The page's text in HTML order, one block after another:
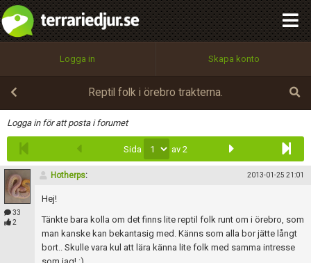
Logga in Skapa konto
Reptil folk i örebro trakterna.
Logga in för att posta i forumet
Sida av 2
33
2
Hotherps: 2013-01-25 21:01
Hej!
Tänkte bara kolla om det finns lite reptil folk runt om i örebro, som
man kanske kan bekantasig med. Känns som alla bor jätte långt
bort.. Skulle vara kul att lära känna lite folk med samma intresse
Infoga
Utför
100%
OK
integritetspolicy
Namn:
Epost:
Användarnamn:
Lösenord:
Begär nytt lösenord
Tillbaka till förstasidan